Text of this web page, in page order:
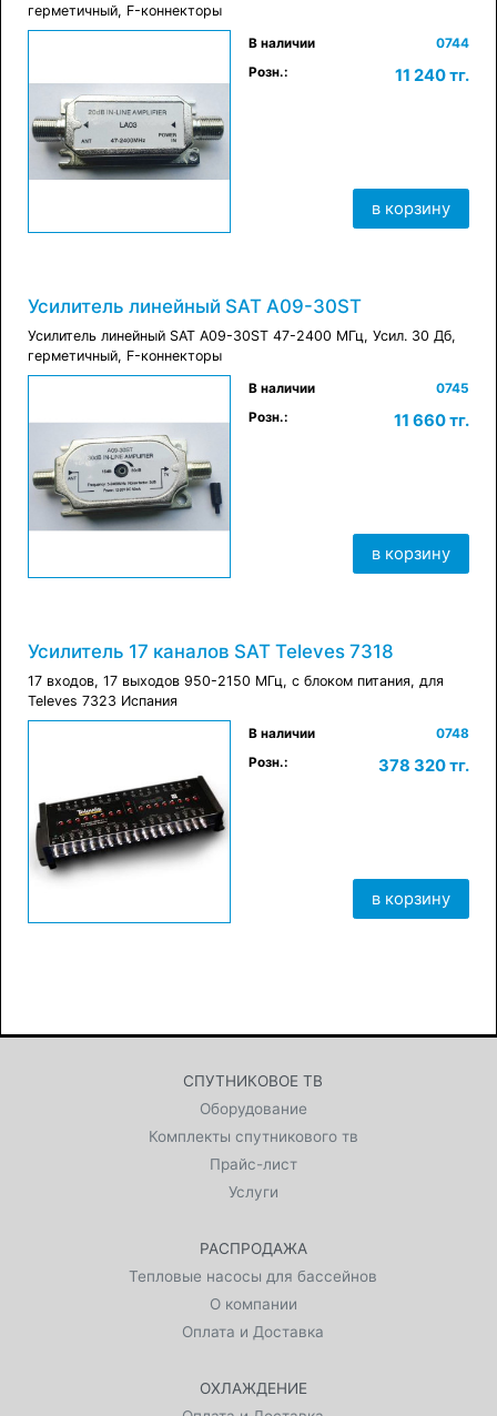
герметичный, F-коннекторы
В наличии
0744
Розн.:
11 240 тг.
в корзину
в корзину ×
Усилитель линейный SAT A09-30ST
Усилитель линейный SAT A09-30ST 47-2400 МГц, Усил. 30 Дб,
герметичный, F-коннекторы
В наличии
0745
Розн.:
11 660 тг.
в корзину
в корзину ×
Усилитель 17 каналов SAT Televes 7318
17 входов, 17 выходов 950-2150 МГц, с блоком питания, для
Televes 7323 Испания
В наличии
0748
Розн.:
378 320 тг.
в корзину
в корзину ×
СПУТНИКОВОЕ ТВ
Оборудование
Комплекты спутникового тв
Прайс-лист
Услуги
РАСПРОДАЖА
Тепловые насосы для бассейнов
О компании
Оплата и Доставка
ОХЛАЖДЕНИЕ